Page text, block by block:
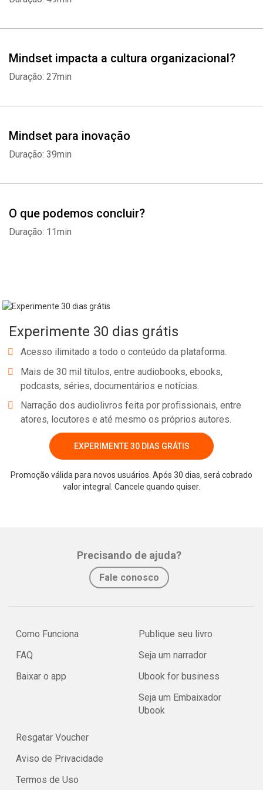
Mindset impacta a cultura organizacional?
Duração: 27min
Mindset para inovação
Duração: 39min
O que podemos concluir?
Duração: 11min
Experimente 30 dias grátis
Acesso ilimitado a todo o conteúdo da plataforma.
Mais de 30 mil títulos, entre audiobooks, ebooks,
podcasts, séries, documentários e notícias.
Narração dos audiolivros feita por profissionais, entre
atores, locutores e até mesmo os próprios autores.
EXPERIMENTE 30 DIAS GRÁTIS
Promoção válida para novos usuários. Após 30 dias, será cobrado
valor integral. Cancele quando quiser.
Precisando de ajuda?
Fale conosco
Como Funciona
FAQ
Baixar o app
Publique seu livro
Seja um narrador
Ubook for business
Seja um Embaixador
Ubook
Resgatar Voucher
Aviso de Privacidade
Termos de Uso